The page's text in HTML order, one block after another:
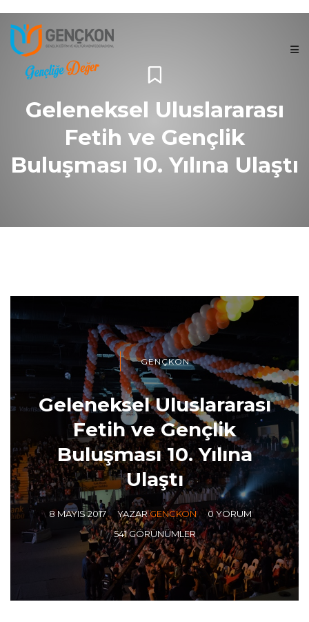
Geleneksel Uluslararası
Fetih ve Gençlik
Buluşması 10. Yılına Ulaştı
GENÇKON
Geleneksel Uluslararası
Fetih ve Gençlik
Buluşması 10. Yılına
Ulaştı
8 MAYIS 2017 YAZARGENCKON
0 YORUM
541 GÖRÜNÜMLER